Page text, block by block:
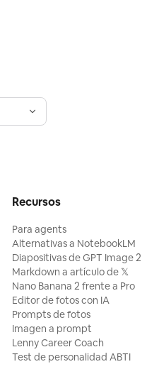
Recursos
Para agents
Alternativas a NotebookLM
Diapositivas de GPT Image 2
Markdown a artículo de 𝕏
Nano Banana 2 frente a Pro
Editor de fotos con IA
Prompts de fotos
Imagen a prompt
Lenny Career Coach
Test de personalidad ABTI